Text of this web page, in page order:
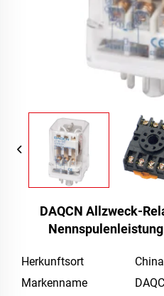
DAQCN Allzweck-
Herkunftsort
China
Markenname